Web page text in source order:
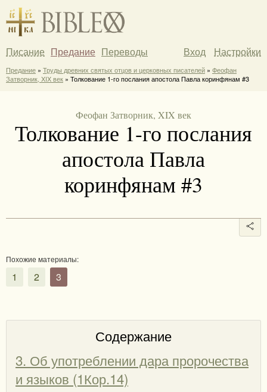
Писание Предание Переводы Вход Настройки
Предание » Труды древних святых отцов и церковных писателей » Феофан
Затворник, XIX век » Толкование 1-го послания апостола Павла коринфянам #3
Феофан Затворник, XIX век
Толкование 1-го послания
апостола Павла
коринфянам #3
Похожие материалы:
1 2 3
Содержание
3. Об употреблении дара пророчества
и языков (1Кор.14)